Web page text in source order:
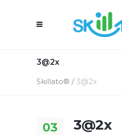
3@2x
Skillato® / 3@2x
03 3@2x